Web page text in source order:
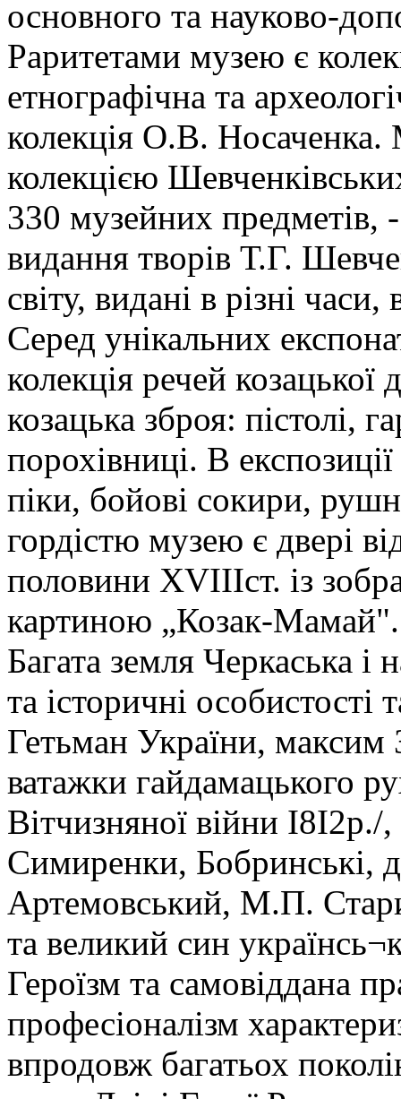
основного та науково-
Раритетами музею є
етнографічна та
колекція О.В. Носаченка.
колекцією
330 музейних предметів,
видання творів Т.Г.
світу, видані в різні
Серед унікальних
колекція речей
козацька зброя: пістолі,
порохівниці. В
піки, бойові сокири,
гордістю музею є двері
половини ХVIIIст. із
картиною „Козак-Мамай".
Багата земля Черкаська і
та історичні
Гетьман України, максим
ватажки гайдамацького
Вітчизняної війни
Симиренки, Бобринські,
Артемовський, М.П.
та великий син
Героїзм та самовіддана
професіоналізм
впродовж багатьох